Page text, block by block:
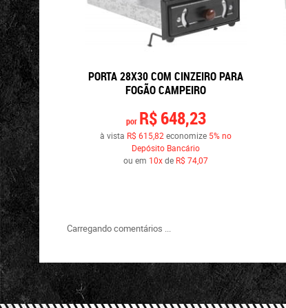
PORTA 28X30 COM CINZEIRO PARA
FOGÃO CAMPEIRO
por R$ 648,23
à vista R$ 615,82 economize 5% no
Depósito Bancário
ou em 10xde R$ 74,07
Carregando comentários ...